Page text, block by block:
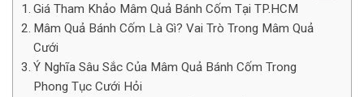
Giá Tham Khảo Mâm Quả Bánh Cốm Tại TP.HCM
Mâm Quả Bánh Cốm Là Gì? Vai Trò Trong Mâm Quả
Cưới
Ý Nghĩa Sâu Sắc Của Mâm Quả Bánh Cốm Trong
Phong Tục Cưới Hỏi